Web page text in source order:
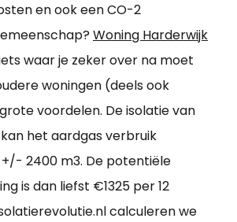
en ook een CO-2
Woning Harderwijk
waar je zeker over na moet
woningen (deels ook
voordelen. De isolatie van
het aardgas verbruik
2400 m3. De potentiële
is dan liefst €1325 per 12
calculeren we